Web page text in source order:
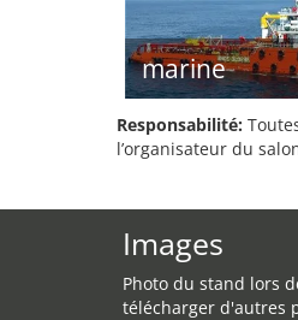
marine
Responsabilité:
l’organisateur du
Images
Photo du stand lors
télécharger d'autres